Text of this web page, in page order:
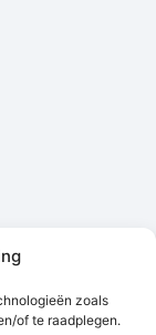
zoals
of te raadplegen.